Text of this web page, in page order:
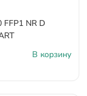
FFP1 NR D
В корзину